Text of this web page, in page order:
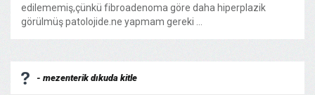
edilememiş,çünkü fibroadenoma göre daha hiperplazik
görülmüş patolojide.ne yapmam gereki ...
- mezenterik dıkuda kitle